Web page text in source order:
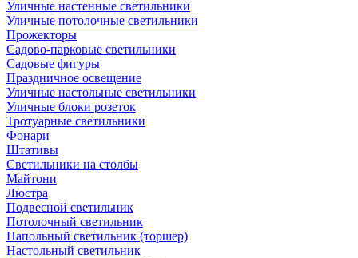
Уличные настенные светильники
Уличные потолочные светильники
Прожекторы
Садово-парковые светильники
Садовые фигуры
Праздничное освещение
Уличные настольные светильники
Уличные блоки розеток
Тротуарные светильники
Фонари
Штативы
Светильники на столбы
Майтони
Люстра
Подвесной светильник
Потолочный светильник
Напольный светильник (торшер)
Настольный светильник